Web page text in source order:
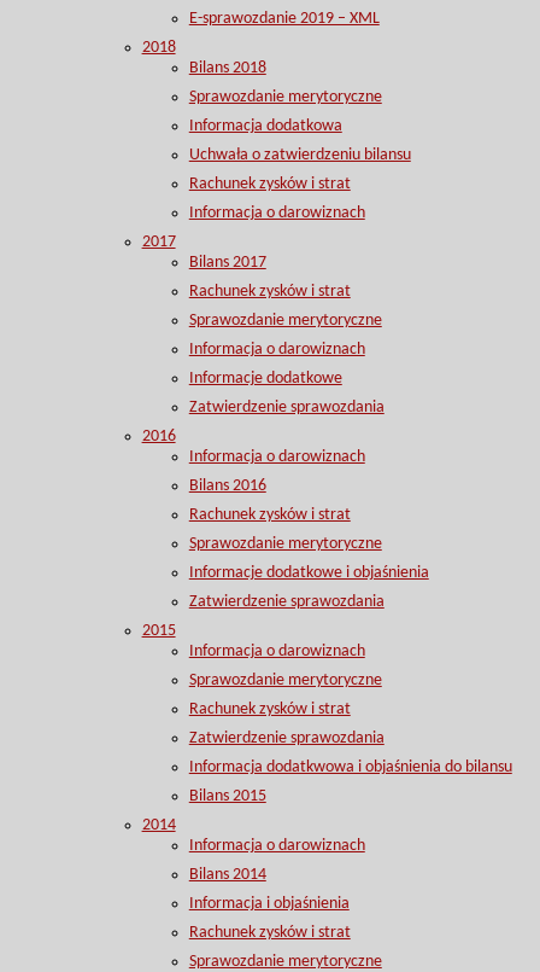
E-sprawozdanie 2019 – XML
2018
Bilans 2018
Sprawozdanie merytoryczne
Informacja dodatkowa
Uchwała o zatwierdzeniu bilansu
Rachunek zysków i strat
Informacja o darowiznach
2017
Bilans 2017
Rachunek zysków i strat
Sprawozdanie merytoryczne
Informacja o darowiznach
Informacje dodatkowe
Zatwierdzenie sprawozdania
2016
Informacja o darowiznach
Bilans 2016
Rachunek zysków i strat
Sprawozdanie merytoryczne
Informacje dodatkowe i objaśnienia
Zatwierdzenie sprawozdania
2015
Informacja o darowiznach
Sprawozdanie merytoryczne
Rachunek zysków i strat
Zatwierdzenie sprawozdania
Informacja dodatkwowa i objaśnienia do bilansu
Bilans 2015
2014
Informacja o darowiznach
Bilans 2014
Informacja i objaśnienia
Rachunek zysków i strat
Sprawozdanie merytoryczne